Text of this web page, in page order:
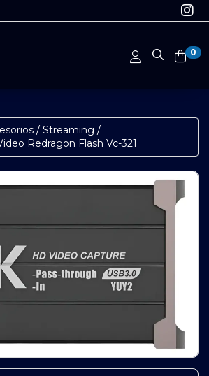
0
/ Streaming /
Redragon Flash Vc-321